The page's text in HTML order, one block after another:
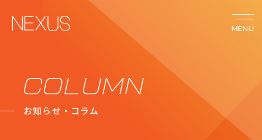
MENU
サービス
ネクサスの強み
COLUMN
お知らせ・コラム